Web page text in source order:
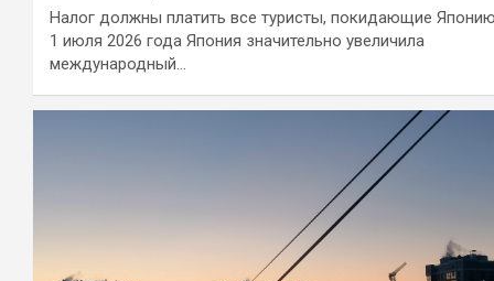
Налог должны платить все туристы, покидающие
1 июля 2026 года Япония значительно увеличила
международный…